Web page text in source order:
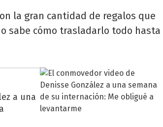
la gran cantidad de regalos que
sabe cómo trasladarlo todo hasta
a una